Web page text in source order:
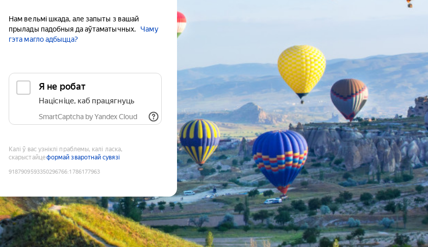
Нам вельмі шкада, але запыты з вашай
прылады падобныя да аўтаматычных.
Чаму
гэта магло адбыцца?
Я не робат
Націсніце, каб працягнуць
SmartCaptcha by Yandex Cloud
Калі ў вас узніклі праблемы, калі ласка,
скарыстайцеформай зваротнай сувязі
9187909593350296766:1786177963